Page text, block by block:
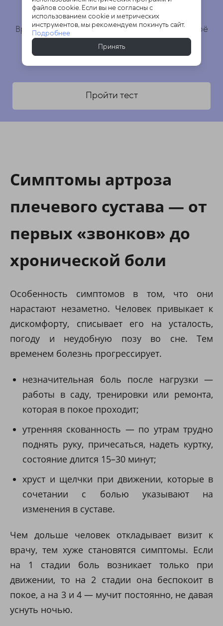
Врач подробно изучит Ваши ответы и даст своё
заключение
Пройти тест
Симптомы артроза
плечевого сустава — от
первых «звонков» до
хронической боли
Особенность симптомов в том, что они
нарастают незаметно. Человек привыкает к
дискомфорту, списывает его на усталость,
погоду и неудобную позу во сне. Тем
временем болезнь прогрессирует.
незначительная боль после нагрузки —
работы в саду, тренировки или ремонта,
которая в покое проходит;
утренняя скованность — по утрам трудно
поднять руку, причесаться, надеть куртку,
состояние длится 15–30 минут;
хруст и щелчки при движении, которые в
сочетании с болью указывают на
изменения в суставе.
Чем дольше человек откладывает визит к
врачу, тем хуже становятся симптомы. Если
на 1 стадии боль возникает только при
движении, то на 2 стадии она беспокоит в
покое, а на 3 и 4 — мучит постоянно, не давая
уснуть ночью.
файлов cookie. Если вы не согласны с
использованием cookie и метрических
инструментов, мы рекомендуем покинуть сайт.
Подробнее
Принять